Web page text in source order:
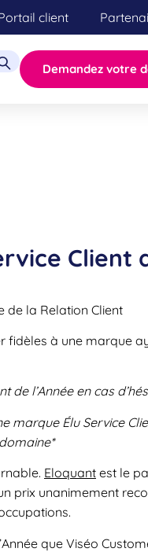
client
Demandez votre
Client
de la Relation Client
à une marque
de l’Année en cas
Élu Service
Eloquantest le
prix unanimement
que Viséo